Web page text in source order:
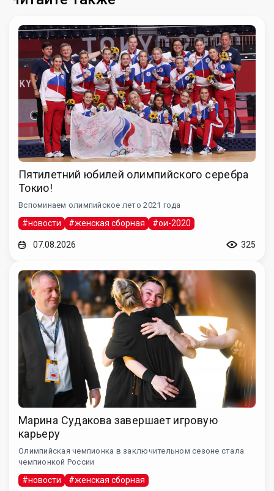
Пятилетний юбилей олимпийского серебра
Токио!
Вспоминаем олимпийское лето 2021 года
#новости #женская сборная #ои-2020
07.08.2026 325
Марина Судакова завершает игровую
карьеру
Олимпийская чемпионка в заключительном сезоне стала
чемпионкой России
#новости #женская сборная